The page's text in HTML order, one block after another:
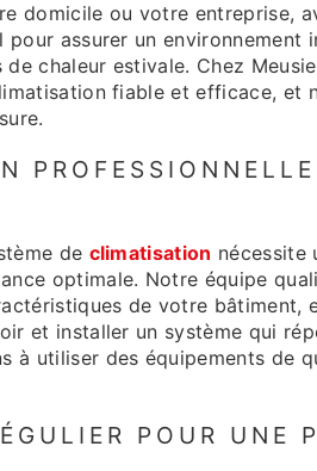
domicile ou votre entreprise,
pour assurer un
chaleur estivale. Chez
fiable et efficace, et
de climatisation nécessite
optimale. Notre équipe
de votre bâtiment,
et installer un système qui
à utiliser des équipements de
POUR UNE